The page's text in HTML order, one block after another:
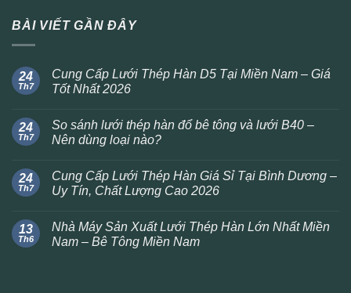
BÀI VIẾT GẦN ĐÂY
24
Th7
Cung Cấp Lưới Thép Hàn D5 Tại Miền Nam – Giá
Tốt Nhất 2026
24
Th7
So sánh lưới thép hàn đổ bê tông và lưới B40 –
Nên dùng loại nào?
24
Th7
Cung Cấp Lưới Thép Hàn Giá Sỉ Tại Bình Dương –
Uy Tín, Chất Lượng Cao 2026
13
Th6
Nhà Máy Sản Xuất Lưới Thép Hàn Lớn Nhất Miền
Nam – Bê Tông Miền Nam